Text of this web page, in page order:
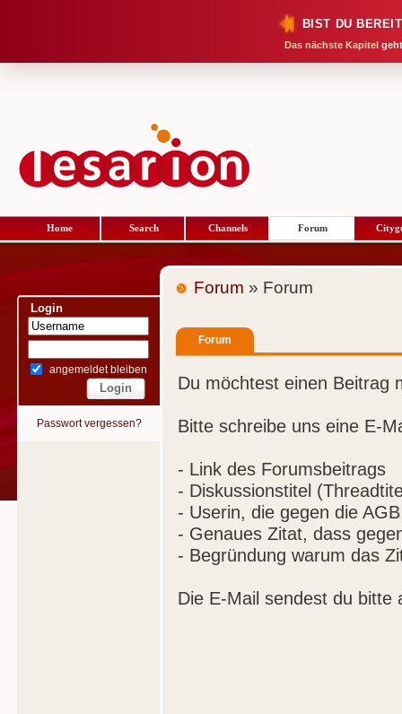
BIST DU
Das nächste Kapitel
Home Search Channels Forum
Login
angemeldet bleiben
Passwort vergessen?
Forum » Forum
Forum
Du möchtest einen Beitrag
Bitte schreibe uns eine E-
- Link des Forumsbeitrags
- Diskussionstitel
- Userin, die gegen die
- Genaues Zitat, dass
- Begründung warum das
Die E-Mail sendest du bitte